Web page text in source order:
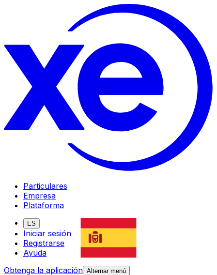
Particulares
Empresa
Plataforma
ES
Iniciar sesión
Registrarse
Ayuda
Obtenga la aplicación Alternar menú